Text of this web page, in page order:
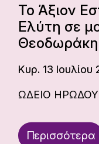
Το Άξιον
Ελύτη σε
Θεοδωράκη
Κυρ. 13 Ιουλίου
ΩΔΕΙΟ ΗΡΩΔΟΥ
Περισσότερα